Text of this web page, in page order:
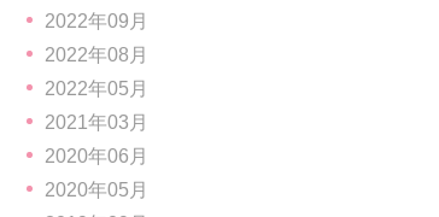
2022年09月
2022年08月
2022年05月
2021年03月
2020年06月
2020年05月